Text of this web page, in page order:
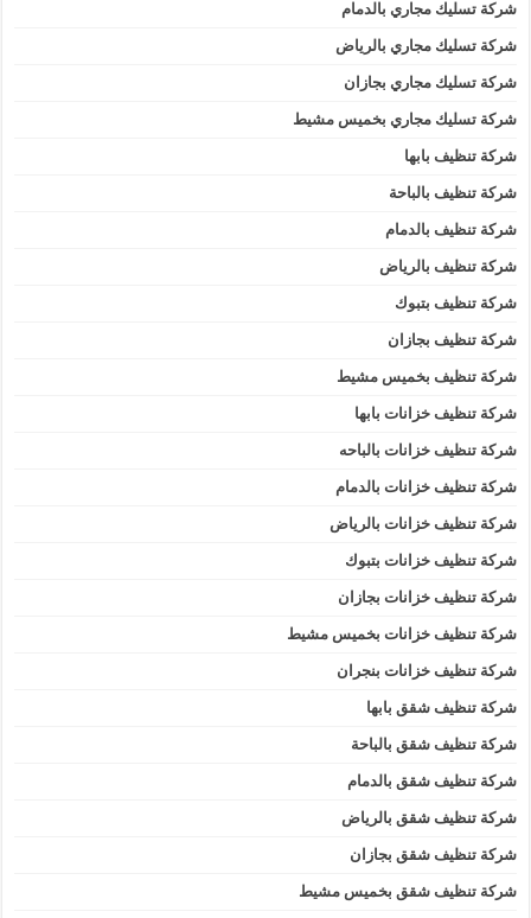
شركة تسليك مجاري بالدمام
شركة تسليك مجاري بالرياض
شركة تسليك مجاري بجازان
شركة تسليك مجاري بخميس مشيط
شركة تنظيف بابها
شركة تنظيف بالباحة
شركة تنظيف بالدمام
شركة تنظيف بالرياض
شركة تنظيف بتبوك
شركة تنظيف بجازان
شركة تنظيف بخميس مشيط
شركة تنظيف خزانات بابها
شركة تنظيف خزانات بالباحه
شركة تنظيف خزانات بالدمام
شركة تنظيف خزانات بالرياض
شركة تنظيف خزانات بتبوك
شركة تنظيف خزانات بجازان
شركة تنظيف خزانات بخميس مشيط
شركة تنظيف خزانات بنجران
شركة تنظيف شقق بابها
شركة تنظيف شقق بالباحة
شركة تنظيف شقق بالدمام
شركة تنظيف شقق بالرياض
شركة تنظيف شقق بجازان
شركة تنظيف شقق بخميس مشيط